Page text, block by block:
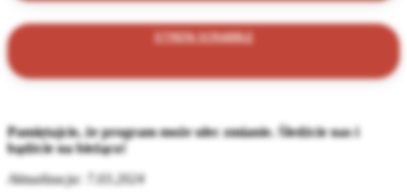
STREFA SCRABBLE
Pamiętajcie, że program może ulec zmianie. Śledźcie nas i
bądźcie na bieżąco!
Aktualizacja: 7.03.2024